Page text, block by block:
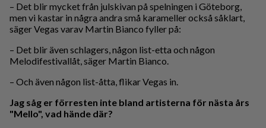
– Det blir mycket från julskivan på spelningen i Göteborg,
men vi kastar in några andra små karameller också såklart,
säger Vegas varav Martin Bianco fyller på:
– Det blir även schlagers, någon list-etta och någon
Melodifestivallåt, säger Martin Bianco.
– Och även någon list-åtta, flikar Vegas in.
Jag såg er förresten inte bland artisterna för nästa års
"Mello", vad hände där?